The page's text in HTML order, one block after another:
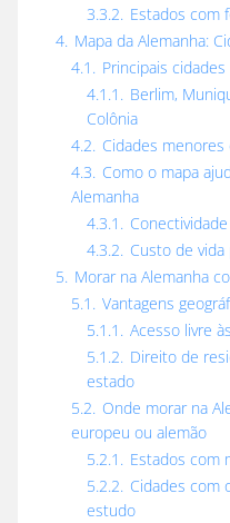
3.3.2. Estados com
4. Mapa da Alemanha:
4.1. Principais
4.1.1. Berlim,
Colônia
4.2. Cidades
4.3. Como o mapa
Alemanha
4.3.1.
4.3.2. Custo de
5. Morar na Alemanha
5.1. Vantagens
5.1.1. Acesso livre
5.1.2. Direito de
estado
5.2. Onde morar na
europeu ou alemão
5.2.1. Estados com
5.2.2. Cidades com
estudo